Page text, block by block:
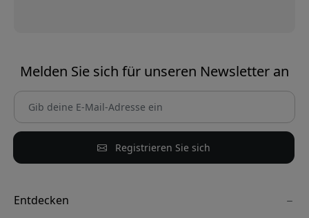
Melden Sie sich für unseren Newsletter an
Registrieren Sie sich
Entdecken